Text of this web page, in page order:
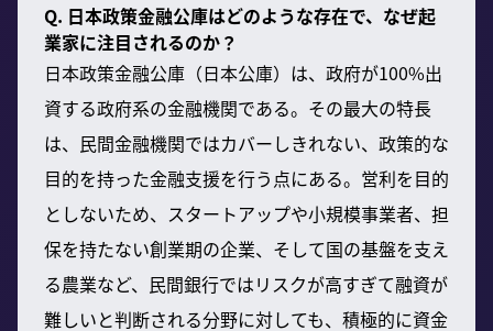
Q. 日本政策金融公庫はどのような存在で、なぜ起
業家に注目されるのか？
日本政策金融公庫（日本公庫）は、政府が100%出
資する政府系の金融機関である。その最大の特長
は、民間金融機関ではカバーしきれない、政策的な
目的を持った金融支援を行う点にある。営利を目的
としないため、スタートアップや小規模事業者、担
保を持たない創業期の企業、そして国の基盤を支え
る農業など、民間銀行ではリスクが高すぎて融資が
難しいと判断される分野に対しても、積極的に資金